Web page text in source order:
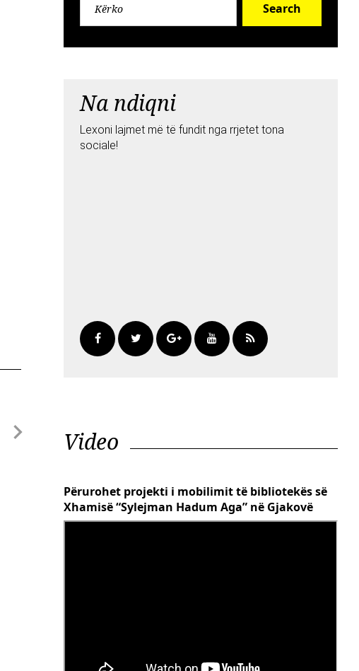
Search
Na ndiqni
Lexoni lajmet më të fundit nga rrjetet tona
sociale!
Video
Përurohet projekti i mobilimit të bibliotekës së
Xhamisë “Sylejman Hadum Aga” në Gjakovë